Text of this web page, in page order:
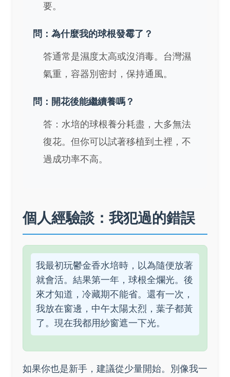
要。
問：為什麼我的球根發霉了？
答通常是濕度太高或沒消毒。台灣濕
氣重，容器別密封，保持通風。
問：開花後能繼續養嗎？
答：水培的球根養分耗盡，大多無法
復花。但你可以試著移植到土裡，不
過成功率不高。
個人經驗談：我犯過的錯誤
我最初玩鬱金香水培時，以為隨便放著
就會活。結果第一年，球根全爛光。後
來才知道，冷藏期不能省。還有一次，
我放在窗邊，中午太陽太烈，葉子都黃
了。現在我都用紗窗遮一下光。
如果你也是新手，建議從少量開始。別像我一